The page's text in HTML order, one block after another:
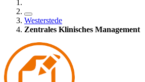
Westerstede
Zentrales Klinisches Management